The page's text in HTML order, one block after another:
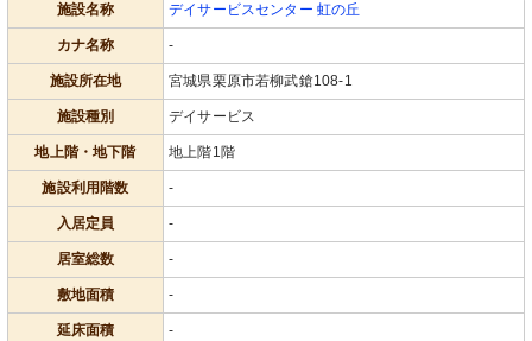
施設名称 デイサービスセンター 虹の丘
カナ名称 -
施設所在地 宮城県栗原市若柳武鎗108-1
施設種別 デイサービス
地上階・地下階 地上階1階
施設利用階数 -
入居定員 -
居室総数 -
敷地面積 -
延床面積 -